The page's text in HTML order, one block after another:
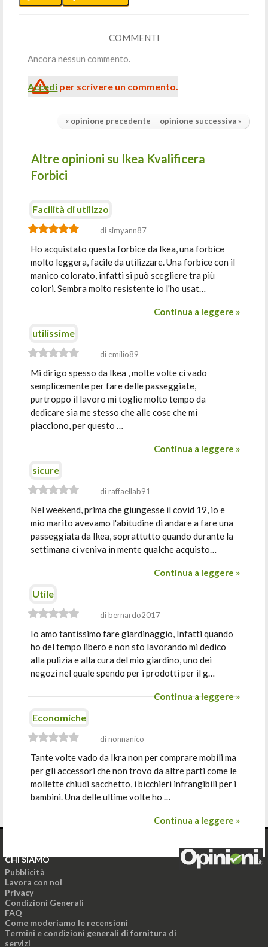
COMMENTI
Ancora nessun commento.
Accedi per scrivere un commento.
« opinione precedente opinione successiva »
Altre opinioni su Ikea Kvalificera
Forbici
Facilità di utilizzo
di simyann87
Ho acquistato questa forbice da Ikea, una forbice
molto leggera, facile da utilizzare. Una forbice con il
manico colorato, infatti si può scegliere tra più
colori. Sembra molto resistente io l'ho usat…
Continua a leggere »
utilissime
di emilio89
Mi dirigo spesso da Ikea , molte volte ci vado
semplicemente per fare delle passeggiate,
purtroppo il lavoro mi toglie molto tempo da
dedicare sia me stesso che alle cose che mi
piacciono, per questo …
Continua a leggere »
sicure
di raffaellab91
Nel weekend, prima che giungesse il covid 19, io e
mio marito avevamo l'abitudine di andare a fare una
passeggiata da Ikea, soprattutto quando durante la
settimana ci veniva in mente qualche acquisto…
Continua a leggere »
Utile
di bernardo2017
Io amo tantissimo fare giardinaggio, Infatti quando
ho del tempo libero e non sto lavorando mi dedico
alla pulizia e alla cura del mio giardino, uno dei
negozi nel quale spendo per i prodotti per il g…
Continua a leggere »
Economiche
di nonnanico
Tante volte vado da Ikra non per comprare mobili ma
per gli accessori che non trovo da altre parti come le
mollette chiudi sacchetto, i bicchieri infrangibili per i
bambini. Una delle ultime volte ho …
Continua a leggere »
CHI SIAMO
Pubblicità
Lavora con noi
Privacy
Condizioni Generali
FAQ
Come moderiamo le recensioni
Termini e condizioni generali di fornitura di
servizi